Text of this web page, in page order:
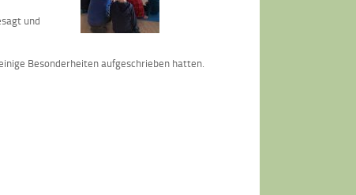
und
Besonderheiten aufgeschrieben hatten.